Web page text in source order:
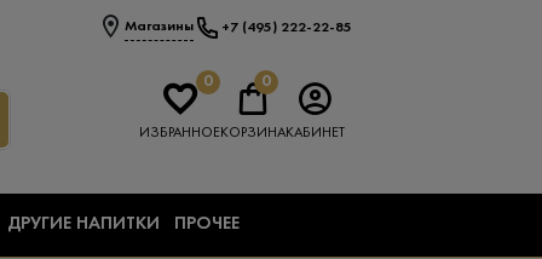
Магазины +7 (495) 222-22-85
0
ИЗБРАННОЕ
0
КОРЗИНАКАБИНЕТ
ДРУГИЕ НАПИТКИ ПРОЧЕЕ